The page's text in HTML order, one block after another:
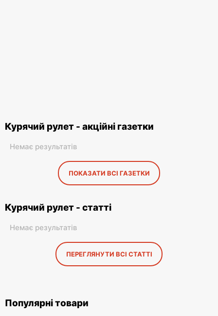
Курячий рулет - акційні газетки
Немає результатів
ПОКАЗАТИ ВСІ ГАЗЕТКИ
Курячий рулет - статті
Немає результатів
ПЕРЕГЛЯНУТИ ВСІ СТАТТІ
Популярні товари